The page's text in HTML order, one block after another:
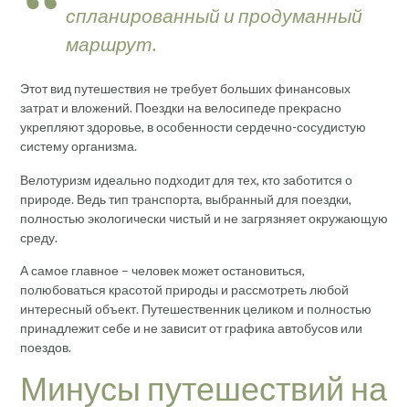
спланированный и продуманный
маршрут.
Этот вид путешествия не требует больших финансовых
затрат и вложений. Поездки на велосипеде прекрасно
укрепляют здоровье, в особенности сердечно-сосудистую
систему организма.
Велотуризм идеально подходит для тех, кто заботится о
природе. Ведь тип транспорта, выбранный для поездки,
полностью экологически чистый и не загрязняет окружающую
среду.
А самое главное – человек может остановиться,
полюбоваться красотой природы и рассмотреть любой
интересный объект. Путешественник целиком и полностью
принадлежит себе и не зависит от графика автобусов или
поездов.
Минусы путешествий на